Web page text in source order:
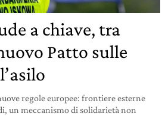
a chiave, tra
Patto sulle
regole europee: frontiere esterne
un meccanismo di solidarietà non